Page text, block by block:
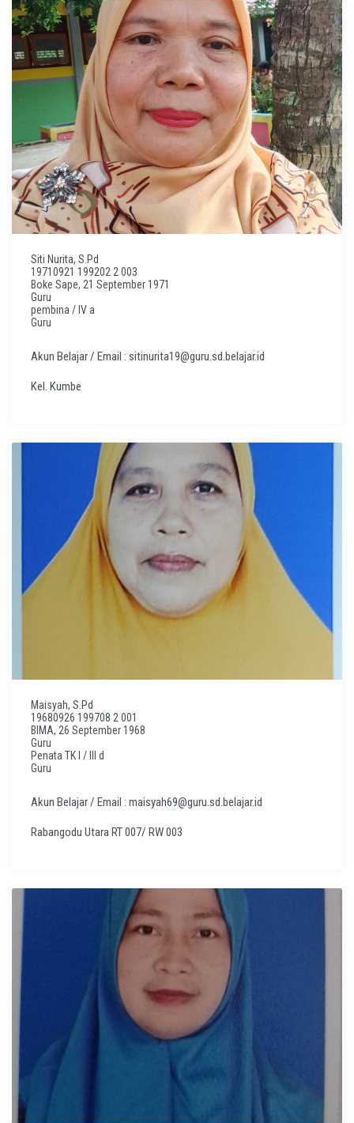
Siti Nurita, S.Pd
19710921 199202 2 003
Boke Sape, 21 September 1971
Guru
pembina / IV a
Guru
Akun Belajar / Email : sitinurita19@guru.sd.belajar.id
Kel. Kumbe
Maisyah, S.Pd
19680926 199708 2 001
BIMA, 26 September 1968
Guru
Penata TK I / III d
Guru
Akun Belajar / Email : maisyah69@guru.sd.belajar.id
Rabangodu Utara RT 007/ RW 003